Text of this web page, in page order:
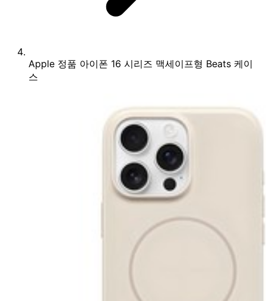
Apple 정품 아이폰 16 시리즈 맥세이프형 Beats 케이
스